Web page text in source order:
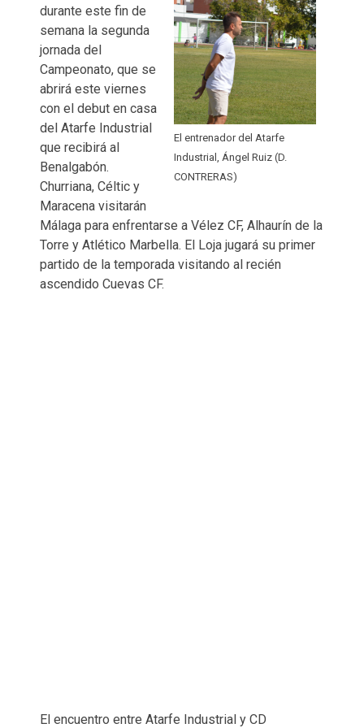
El entrenador del Atarfe
Industrial, Ángel Ruiz (D.
CONTRERAS)
durante este fin de
semana la segunda
jornada del
Campeonato, que se
abrirá este viernes
con el debut en casa
del Atarfe Industrial
que recibirá al
Benalgabón.
Churriana, Céltic y
Maracena visitarán
Málaga para enfrentarse a Vélez CF, Alhaurín de la
Torre y Atlético Marbella. El Loja jugará su primer
partido de la temporada visitando al recién
ascendido Cuevas CF.
El encuentro entre Atarfe Industrial y CD